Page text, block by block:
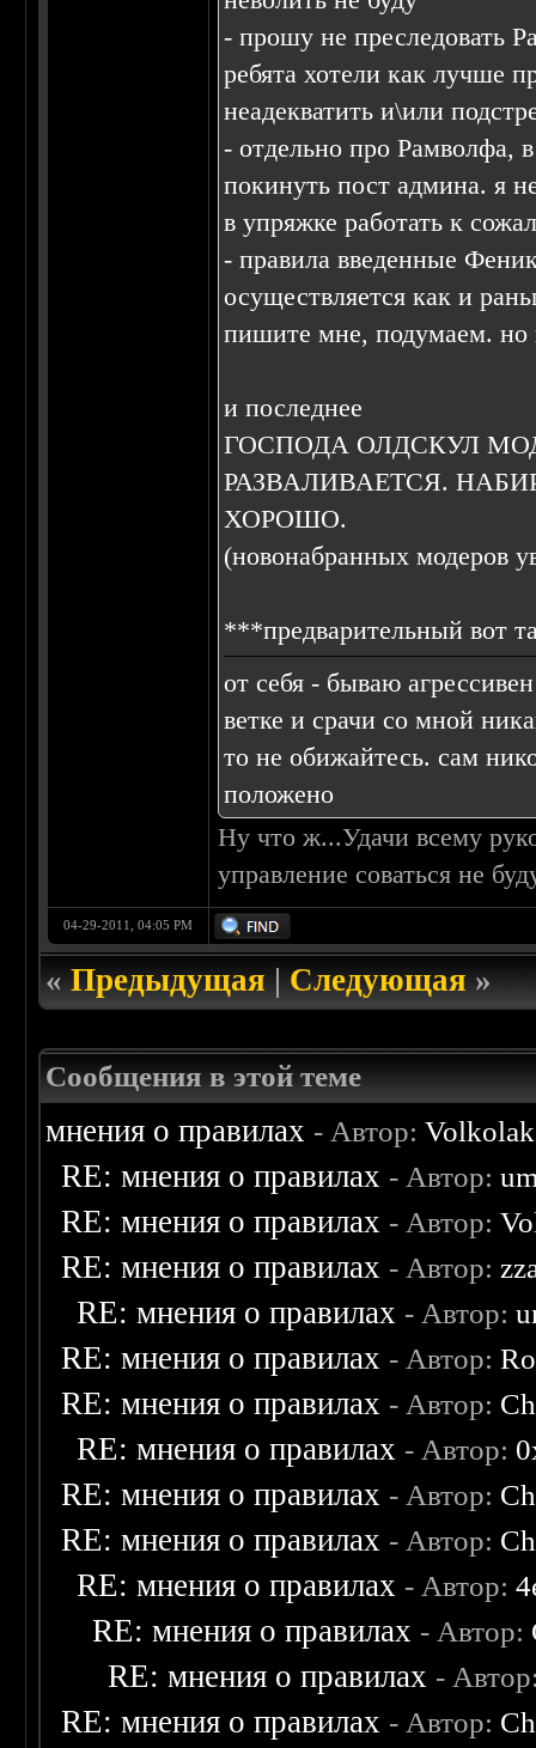
- прошу не преследовать
ребята хотели как лучше
неадекватить и\или
- отдельно про Рамволфа,
покинуть пост админа. я
в упряжке работать к
- правила введенные
осуществляется как и
пишите мне, подумаем. но
и последнее
ГОСПОДА ОЛДСКУЛ
РАЗВАЛИВАЕТСЯ.
ХОРОШО.
(новонабранных модеров
***предварительный вот
от себя - бываю
ветке и срачи со мной
то не обижайтесь. сам
положено
Ну что ж...Удачи всему
управление соваться не
04-29-2011, 04:05 PM
«Предыдущая|Следующая»
Сообщения в этой теме
мнения о правилах - Автор:Volkolak
RE: мнения о правилах - Автор:
RE: мнения о правилах - Автор:
RE: мнения о правилах - Автор:
RE: мнения о правилах - Автор:
RE: мнения о правилах - Автор:
RE: мнения о правилах - Автор:
RE: мнения о правилах - Автор:
RE: мнения о правилах - Автор:
RE: мнения о правилах - Автор:
RE: мнения о правилах - Автор:
RE: мнения о правилах - Автор:
RE: мнения о правилах -
RE: мнения о правилах - Автор: